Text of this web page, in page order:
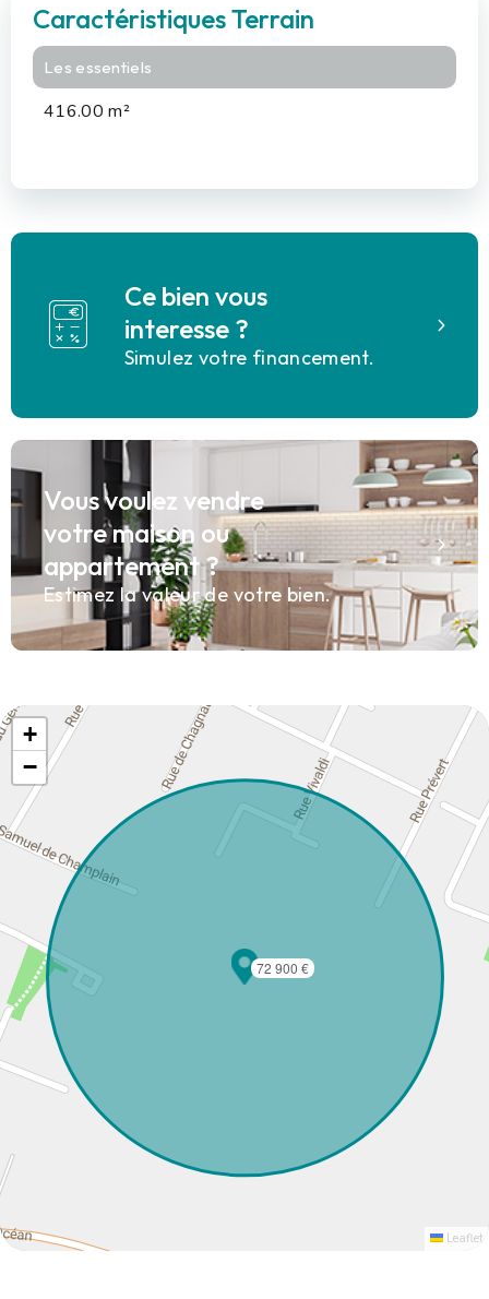
Caractéristiques Terrain
Les essentiels
416.00 m²
Ce bien vous
interesse ?
Simulez votre financement.
Vous voulez vendre
votre maison ou
appartement ?
Estimez la valeur de votre bien.
72 900 €
+
−
Leaflet